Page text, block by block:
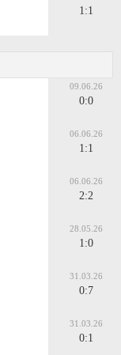
1:1
09.06.26
0:0
06.06.26
1:1
06.06.26
2:2
28.05.26
1:0
31.03.26
0:7
31.03.26
0:1